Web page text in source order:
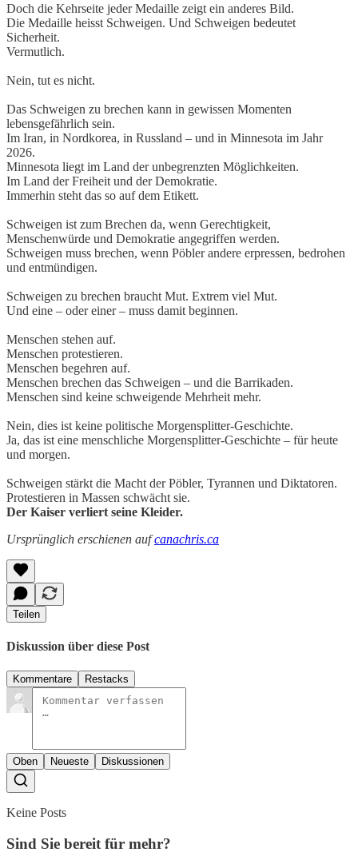
Doch die Kehrseite jeder Medaille zeigt ein anderes Bild.
Die Medaille heisst Schweigen. Und Schweigen bedeutet
Sicherheit.
Vermutlich.
Nein, tut es nicht.
Das Schweigen zu brechen kann in gewissen Momenten
lebensgefährlich sein.
Im Iran, in Nordkorea, in Russland – und in Minnesota im Jahr
2026.
Minnesota liegt im Land der unbegrenzten Möglichkeiten.
Im Land der Freiheit und der Demokratie.
Immerhin steht das so auf dem Etikett.
Schweigen ist zum Brechen da, wenn Gerechtigkeit,
Menschenwürde und Demokratie angegriffen werden.
Schweigen muss brechen, wenn Pöbler andere erpressen, bedrohen
und entmündigen.
Schweigen zu brechen braucht Mut. Extrem viel Mut.
Und eine – oder einer – muss damit beginnen.
Menschen stehen auf.
Menschen protestieren.
Menschen begehren auf.
Menschen brechen das Schweigen – und die Barrikaden.
Menschen sind keine schweigende Mehrheit mehr.
Nein, dies ist keine politische Morgensplitter-Geschichte.
Ja, das ist eine menschliche Morgensplitter-Geschichte – für heute
und morgen.
Schweigen stärkt die Macht der Pöbler, Tyrannen und Diktatoren.
Protestieren in Massen schwächt sie.
Der Kaiser verliert seine Kleider.
Ursprünglich erschienen aufcanachris.ca
Teilen
Diskussion über diese Post
Kommentare Restacks
Oben Neueste Diskussionen
Keine Posts
Sind Sie bereit für mehr?